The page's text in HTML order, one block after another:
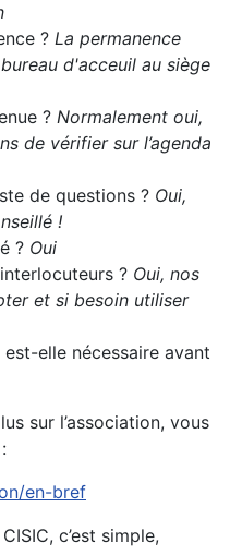
? La permanence
d'acceuil au siège
? Normalement oui,
de vérifier sur l’agenda
de questions ? Oui,
!
? Oui
? Oui, nos
et si besoin utiliser
est-elle nécessaire avant
sur l’association, vous
en-bref
c’est simple,